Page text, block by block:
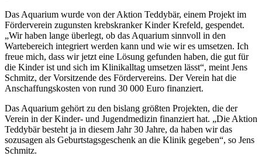
Das Aquarium wurde von der Aktion Teddybär, einem Projekt im
Förderverein zugunsten krebskranker Kinder Krefeld, gespendet.
„Wir haben lange überlegt, ob das Aquarium sinnvoll in den
Wartebereich integriert werden kann und wie wir es umsetzen. Ich
freue mich, dass wir jetzt eine Lösung gefunden haben, die gut für
die Kinder ist und sich im Klinikalltag umsetzen lässt“, meint Jens
Schmitz, der Vorsitzende des Fördervereins. Der Verein hat die
Anschaffungskosten von rund 30 000 Euro finanziert.
Das Aquarium gehört zu den bislang größten Projekten, die der
Verein in der Kinder- und Jugendmedizin finanziert hat. „Die Aktion
Teddybär besteht ja in diesem Jahr 30 Jahre, da haben wir das
sozusagen als Geburtstagsgeschenk an die Klinik gegeben“, so Jens
Schmitz.